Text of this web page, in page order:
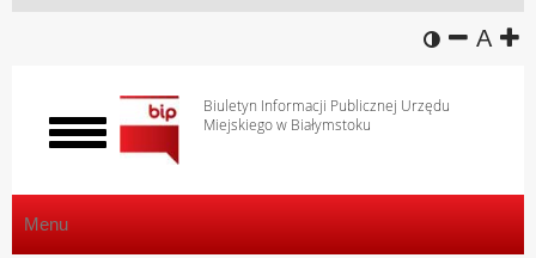
wersja
A
Biuletyn Informacji Publicznej Urzędu
Miejskiego w Białymstoku
Włącz
menu
Menu